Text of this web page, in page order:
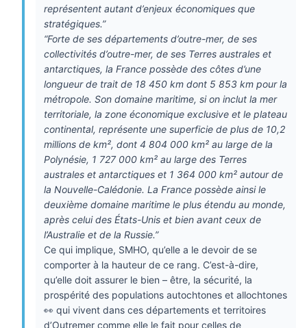
représentent autant d’enjeux économiques que
stratégiques.”
“Forte de ses départements d’outre-mer, de ses
collectivités d’outre-mer, de ses Terres australes et
antarctiques, la France possède des côtes d’une
longueur de trait de 18 450 km dont 5 853 km pour la
métropole. Son domaine maritime, si on inclut la mer
territoriale, la zone économique exclusive et le plateau
continental, représente une superficie de plus de 10,2
millions de km², dont 4 804 000 km² au large de la
Polynésie, 1 727 000 km² au large des Terres
australes et antarctiques et 1 364 000 km² autour de
la Nouvelle-Calédonie. La France possède ainsi le
deuxième domaine maritime le plus étendu au monde,
après celui des États-Unis et bien avant ceux de
l’Australie et de la Russie.”
Ce qui implique, SMHO, qu’elle a le devoir de se
comporter à la hauteur de ce rang. C’est-à-dire,
qu’elle doit assurer le bien – être, la sécurité, la
prospérité des populations autochtones et allochtones
👀 qui vivent dans ces départements et territoires
d’Outremer comme elle le fait pour celles de